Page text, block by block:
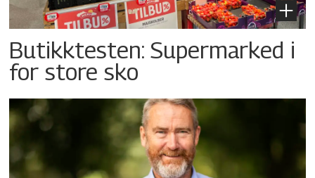
Butikktesten: Supermarked i
for store sko